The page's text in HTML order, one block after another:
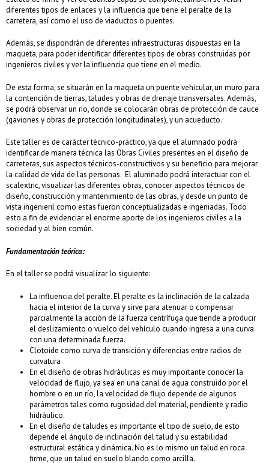
diferentes tipos de enlaces y la influencia que tiene el peralte de la
carretera, así como el uso de viaductos o puentes.
Además, se dispondrán de diferentes infraestructuras dispuestas en la
maqueta, para poder identificar diferentes tipos de obras construidas por
ingenieros civiles y ver la influencia que tiene en el medio.
De esta forma, se situarán en la maqueta un puente vehicular, un muro para
la contención de tierras, taludes y obras de drenaje transversales. Además,
se podrá observar un río, donde se colocarán obras de protección de cauce
(gaviones y obras de protección longitudinales), y un acueducto.
Este taller es de carácter técnico-práctico, ya que el alumnado podrá
identificar de manera técnica las Obras Civiles presentes en el diseño de
carreteras, sus aspectos técnicos-constructivos y su beneficio para mejorar
la calidad de vida de las personas. El alumnado podrá interactuar con el
scalextric, visualizar las diferentes obras, conocer aspectos técnicos de
diseño, construcción y mantenimiento de las obras, y desde un punto de
vista ingenieril como estas fueron conceptualizadas e ingeniadas. Todo
esto a fin de evidenciar el enorme aporte de los ingenieros civiles a la
sociedad y al bien común.
Fundamentación teórica:
En el taller se podrá visualizar lo siguiente:
La influencia del peralte. El peralte es la inclinación de la calzada
hacia el interior de la curva y sirve para atenuar o compensar
parcialmente la acción de la fuerza centrífuga que tiende a producir
el deslizamiento o vuelco del vehículo cuando ingresa a una curva
con una determinada fuerza.
Clotoide como curva de transición y diferencias entre radios de
curvatura
En el diseño de obras hidráulicas es muy importante conocer la
velocidad de flujo, ya sea en una canal de agua construido por el
hombre o en un río, la velocidad de flujo depende de algunos
parámetros tales como rugosidad del material, pendiente y radio
hidráulico.
En el diseño de taludes es importante el tipo de suelo, de esto
depende el ángulo de inclinación del talud y su estabilidad
estructural estática y dinámica. No es lo mismo un talud en roca
firme, que un talud en suelo blando como arcilla.